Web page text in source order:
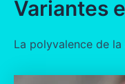
Variantes
La polyvalence de la